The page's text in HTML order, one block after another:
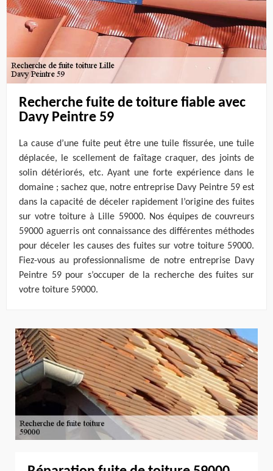
Recherche fuite de toiture fiable avec
Davy Peintre 59
La cause d’une fuite peut être une tuile fissurée, une tuile
déplacée, le scellement de faîtage craquer, des joints de
solin détériorés, etc. Ayant une forte expérience dans le
domaine ; sachez que, notre entreprise Davy Peintre 59 est
dans la capacité de déceler rapidement l’origine des fuites
sur votre toiture à Lille 59000. Nos équipes de couvreurs
59000 aguerris ont connaissance des différentes méthodes
pour déceler les causes des fuites sur votre toiture 59000.
Fiez-vous au professionnalisme de notre entreprise Davy
Peintre 59 pour s’occuper de la recherche des fuites sur
votre toiture 59000.